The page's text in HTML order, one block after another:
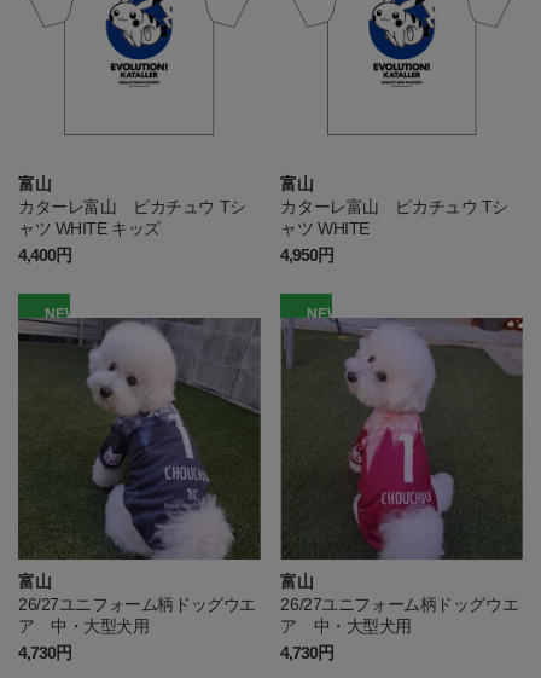
富山
カターレ富山 ピカチュウ Tシ
ャツ WHITE キッズ
4,400円
富山
カターレ富山 ピカチュウ Tシ
ャツ WHITE
4,950円
NEW
富山
26/27ユニフォーム柄ドッグウエ
ア 中・大型犬用
4,730円
NEW
富山
26/27ユニフォーム柄ドッグウエ
ア 中・大型犬用
4,730円